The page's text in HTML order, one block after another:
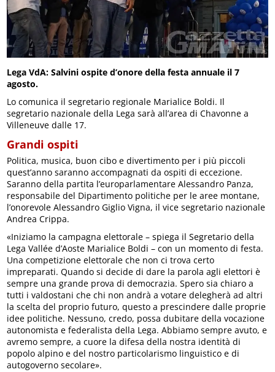
Lega VdA: Salvini ospite d’onore della festa annuale il 7
agosto.
Lo comunica il segretario regionale Marialice Boldi. Il
segretario nazionale della Lega sarà all’area di Chavonne a
Villeneuve dalle 17.
Grandi ospiti
Politica, musica, buon cibo e divertimento per i più piccoli
quest’anno saranno accompagnati da ospiti di eccezione.
Saranno della partita l’europarlamentare Alessandro Panza,
responsabile del Dipartimento politiche per le aree montane,
l’onorevole Alessandro Giglio Vigna, il vice segretario nazionale
Andrea Crippa.
«Iniziamo la campagna elettorale – spiega il Segretario della
Lega Vallée d’Aoste Marialice Boldi – con un momento di festa.
Una competizione elettorale che non ci trova certo
impreparati. Quando si decide di dare la parola agli elettori è
sempre una grande prova di democrazia. Spero sia chiaro a
tutti i valdostani che chi non andrà a votare delegherà ad altri
la scelta del proprio futuro, questo a prescindere dalle proprie
idee politiche. Nessuno, credo, possa dubitare della vocazione
autonomista e federalista della Lega. Abbiamo sempre avuto, e
avremo sempre, a cuore la difesa della nostra identità di
popolo alpino e del nostro particolarismo linguistico e di
autogoverno secolare».